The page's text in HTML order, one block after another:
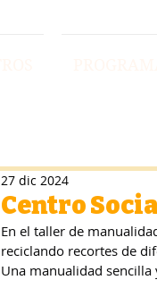
Centro
27 dic 2024
En el taller de
reciclando recortes de
Una manualidad